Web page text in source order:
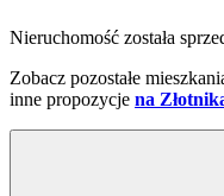
Nieruchomość została
Zobacz pozostałe
inne propozycje na